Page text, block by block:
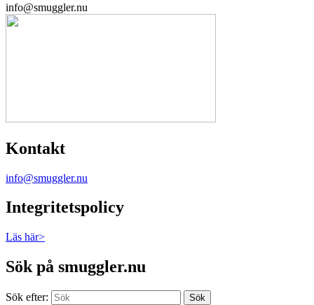
info@smuggler.nu
Kontakt
info@smuggler.nu
Integritetspolicy
Läs här>
Sök på smuggler.nu
Sök efter: Sök